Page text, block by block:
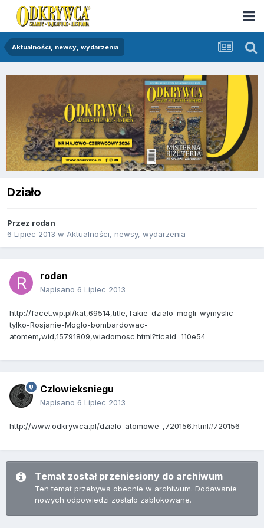
Aktualności, newsy, wydarzenia
Działo
Przez rodan
6 Lipiec 2013 w Aktualności, newsy, wydarzenia
rodan
Napisano 6 Lipiec 2013
http://facet.wp.pl/kat,69514,title,Takie-dzialo-mogli-wymyslic-
tylko-Rosjanie-Moglo-bombardowac-
atomem,wid,15791809,wiadomosc.html?ticaid=110e54
Czlowieksniegu
Napisano 6 Lipiec 2013
http://www.odkrywca.pl/dzialo-atomowe-,720156.html#720156
Temat został przeniesiony do archiwum
Ten temat przebywa obecnie w archiwum. Dodawanie
nowych odpowiedzi zostało zablokowane.